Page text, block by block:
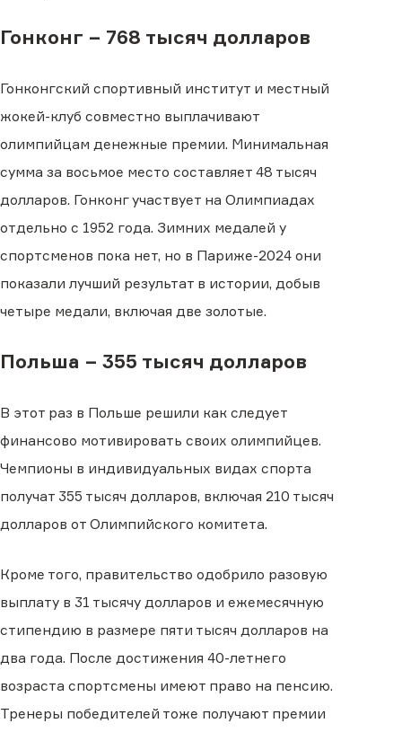
Гонконг − 768 тысяч долларов
Гонконгский спортивный институт и местный
жокей-клуб совместно выплачивают
олимпийцам денежные премии. Минимальная
сумма за восьмое место составляет 48 тысяч
долларов. Гонконг участвует на Олимпиадах
отдельно с 1952 года. Зимних медалей у
спортсменов пока нет, но в Париже-2024 они
показали лучший результат в истории, добыв
четыре медали, включая две золотые.
Польша − 355 тысяч долларов
В этот раз в Польше решили как следует
финансово мотивировать своих олимпийцев.
Чемпионы в индивидуальных видах спорта
получат 355 тысяч долларов, включая 210 тысяч
долларов от Олимпийского комитета.
Кроме того, правительство одобрило разовую
выплату в 31 тысячу долларов и ежемесячную
стипендию в размере пяти тысяч долларов на
два года. После достижения 40-летнего
возраста спортсмены имеют право на пенсию.
Тренеры победителей тоже получают премии